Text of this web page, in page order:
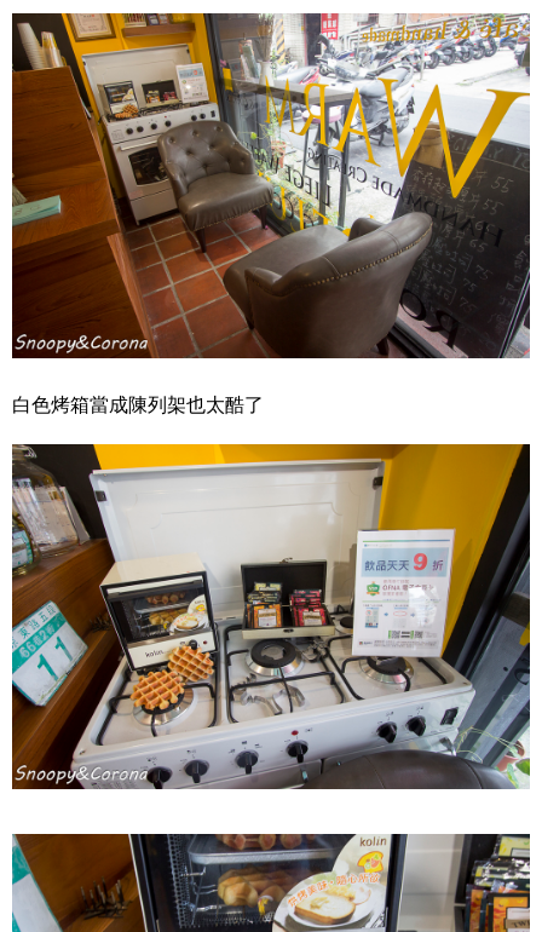
白色烤箱當成陳列架也太酷了